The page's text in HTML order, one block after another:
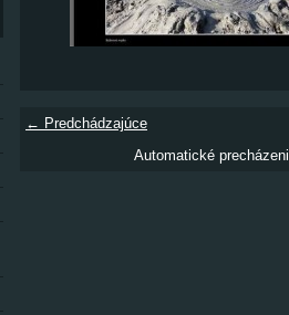
← Predchádzajúce
Automatické